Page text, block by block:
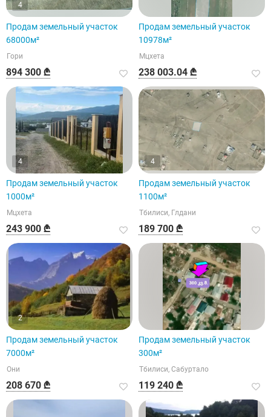
4
Продам земельный участок
68000м²
Гори
894 300 ₾
Продам земельный участок
10978м²
Мцхета
238 003.04 ₾
4
Продам земельный участок
1000м²
Мцхета
243 900 ₾
4
Продам земельный участок
1100м²
Тбилиси, Глдани
189 700 ₾
2
Продам земельный участок
7000м²
Они
208 670 ₾
Продам земельный участок
300м²
Тбилиси, Сабуртало
119 240 ₾